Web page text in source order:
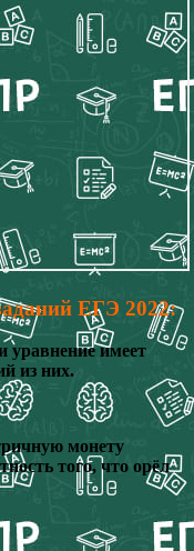
ЕГЭ 2022:
уравнение имеет
из них.
монету
того, что орёл